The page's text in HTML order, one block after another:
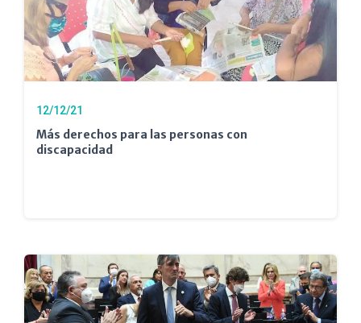
12/12/21
Más derechos para las personas con
discapacidad